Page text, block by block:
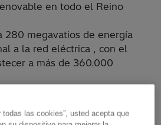
en todo el Reino
280 megavatios de energía
a la red eléctrica , con el
a más de 360.000
las cookies”, usted acepta que